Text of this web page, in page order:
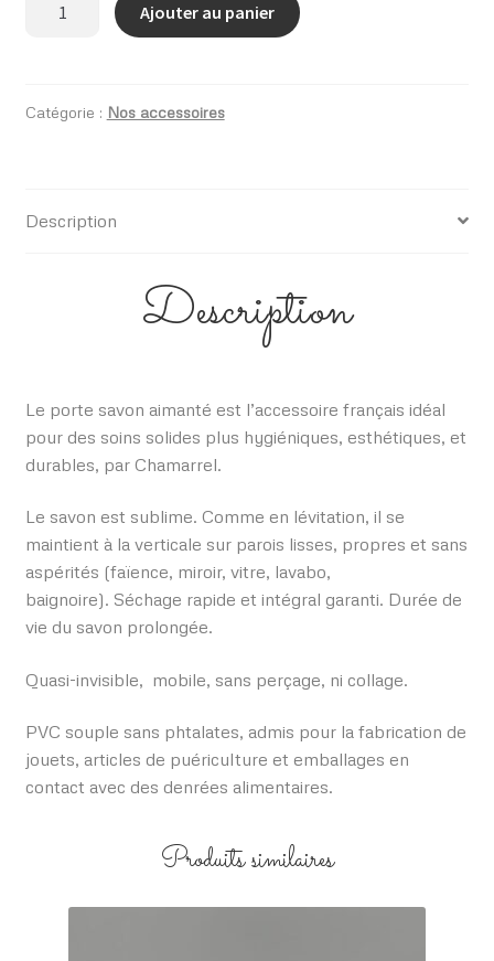
aimanté
Ajouter au panier
Catégorie : Nos accessoires
Description
Description
Le porte savon aimanté est l’accessoire français idéal
pour des soins solides plus hygiéniques, esthétiques, et
durables, par Chamarrel.
Le savon est sublime. Comme en lévitation, il se
maintient à la verticale sur parois lisses, propres et sans
aspérités (faïence, miroir, vitre, lavabo,
baignoire). Séchage rapide et intégral garanti. Durée de
vie du savon prolongée.
Quasi-invisible, mobile, sans perçage, ni collage.
PVC souple sans phtalates, admis pour la fabrication de
jouets, articles de puériculture et emballages en
contact avec des denrées alimentaires.
Produits similaires